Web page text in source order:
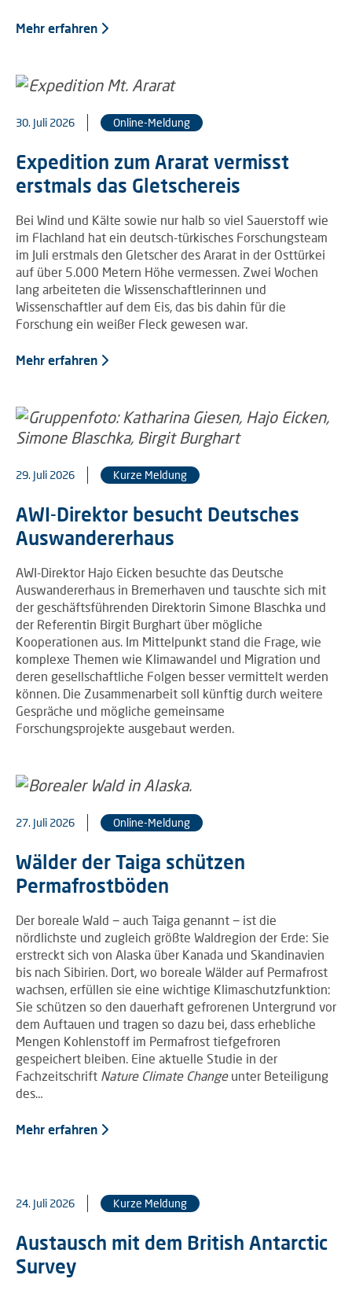
Mehr erfahren
30. Juli 2026 Online-Meldung
Expedition zum Ararat vermisst
erstmals das Gletschereis
Bei Wind und Kälte sowie nur halb so viel Sauerstoff wie
im Flachland hat ein deutsch-türkisches Forschungsteam
im Juli erstmals den Gletscher des Ararat in der Osttürkei
auf über 5.000 Metern Höhe vermessen. Zwei Wochen
lang arbeiteten die Wissenschaftlerinnen und
Wissenschaftler auf dem Eis, das bis dahin für die
Forschung ein weißer Fleck gewesen war.
Mehr erfahren
29. Juli 2026 Kurze Meldung
AWI-Direktor besucht Deutsches
Auswandererhaus
AWI-Direktor Hajo Eicken besuchte das Deutsche
Auswandererhaus in Bremerhaven und tauschte sich mit
der geschäftsführenden Direktorin Simone Blaschka und
der Referentin Birgit Burghart über mögliche
Kooperationen aus. Im Mittelpunkt stand die Frage, wie
komplexe Themen wie Klimawandel und Migration und
deren gesellschaftliche Folgen besser vermittelt werden
können. Die Zusammenarbeit soll künftig durch weitere
Gespräche und mögliche gemeinsame
Forschungsprojekte ausgebaut werden.
27. Juli 2026 Online-Meldung
Wälder der Taiga schützen
Permafrostböden
Der boreale Wald − auch Taiga genannt − ist die
nördlichste und zugleich größte Waldregion der Erde: Sie
erstreckt sich von Alaska über Kanada und Skandinavien
bis nach Sibirien. Dort, wo boreale Wälder auf Permafrost
wachsen, erfüllen sie eine wichtige Klimaschutzfunktion:
Sie schützen so den dauerhaft gefrorenen Untergrund vor
dem Auftauen und tragen so dazu bei, dass erhebliche
Mengen Kohlenstoff im Permafrost tiefgefroren
gespeichert bleiben. Eine aktuelle Studie in der
Fachzeitschrift Nature Climate Change unter Beteiligung
des…
Mehr erfahren
24. Juli 2026 Kurze Meldung
Austausch mit dem British Antarctic
Survey